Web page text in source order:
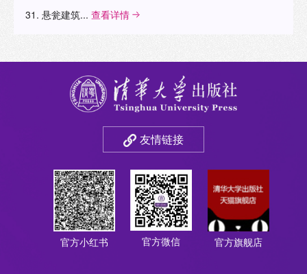
31. 悬瓮建筑... 查看详情
友情链接
官方小红书 官方微信 官方旗舰店